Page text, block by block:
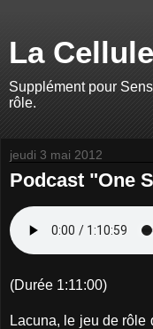
La Cellule
Supplément pour
rôle.
jeudi 3 mai 2012
Podcast "One
(Durée 1:11:00)
Lacuna, le jeu de rôle